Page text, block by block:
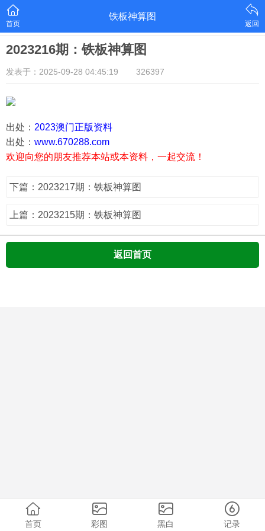
首页
铁板神算图
返回
2023216期：铁板神算图
发表于：2025-09-28 04:45:19 326397
出处： 2023澳门正版资料
出处： www.670288.com
欢迎向您的朋友推荐本站或本资料，一起交流！
下篇：2023217期：铁板神算图
上篇：2023215期：铁板神算图
返回首页
首页 彩图 黑白 记录